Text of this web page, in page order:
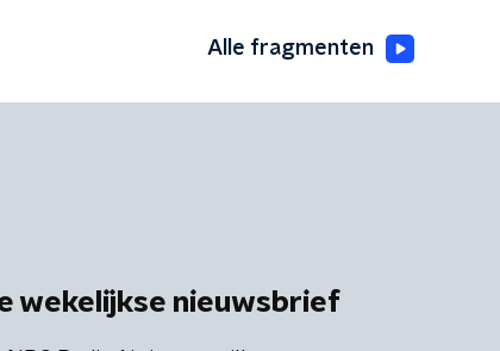
Alle fragmenten
wekelijkse nieuwsbrief